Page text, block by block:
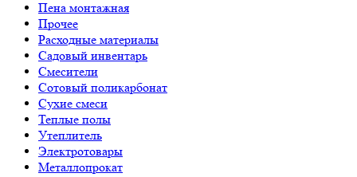
Пена монтажная
Прочее
Расходные материалы
Садовый инвентарь
Смесители
Сотовый поликарбонат
Сухие смеси
Теплые полы
Утеплитель
Электротовары
Металлопрокат